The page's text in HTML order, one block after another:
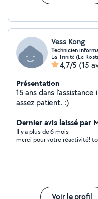
Vess Kong
Technicien
La Trinité (Le
4,7/5 (15
Présentation
15 ans dans
assez patient. :)
Dernier avis laissé par
Il y a plus de 6 mois
merci pour votre réactivité!
Voir le profil